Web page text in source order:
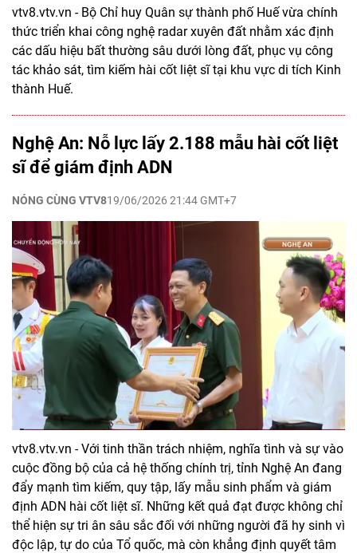
vtv8.vtv.vn - Bộ Chỉ huy Quân sự thành phố Huế vừa chính
thức triển khai công nghệ radar xuyên đất nhằm xác định
các dấu hiệu bất thường sâu dưới lòng đất, phục vụ công
tác khảo sát, tìm kiếm hài cốt liệt sĩ tại khu vực di tích Kinh
thành Huế.
Nghệ An: Nỗ lực lấy 2.188 mẫu hài cốt liệt
sĩ để giám định ADN
NÓNG CÙNG VTV819/06/2026 21:44 GMT+7
vtv8.vtv.vn - Với tinh thần trách nhiệm, nghĩa tình và sự vào
cuộc đồng bộ của cả hệ thống chính trị, tỉnh Nghệ An đang
đẩy mạnh tìm kiếm, quy tập, lấy mẫu sinh phẩm và giám
định ADN hài cốt liệt sĩ. Những kết quả đạt được không chỉ
thể hiện sự tri ân sâu sắc đối với những người đã hy sinh vì
độc lập, tự do của Tổ quốc, mà còn khẳng định quyết tâm